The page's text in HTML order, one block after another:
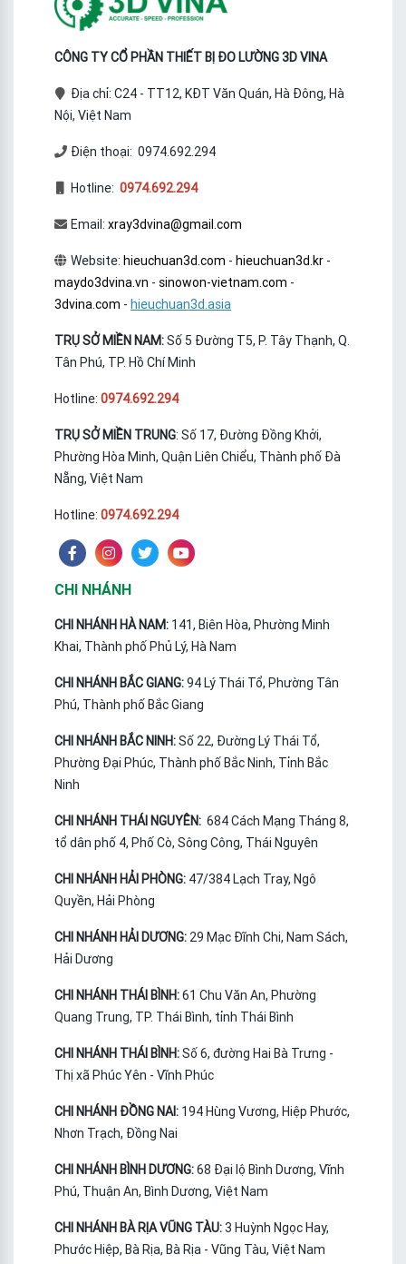
CÔNG TY CỔ PHẦN THIẾT BỊ ĐO LƯỜNG 3D VINA
Địa chỉ: C24 - TT12, KĐT Văn Quán, Hà Đông, Hà
Nội, Việt Nam
Điện thoại: 0974.692.294
Hotline: 0974.692.294
Email: xray3dvina@gmail.com
Website: hieuchuan3d.com - hieuchuan3d.kr-
maydo3dvina.vn - sinowon-vietnam.com -
3dvina.com - hieuchuan3d.asia
TRỤ SỞ MIỀN NAM:Số 5 Đường T5, P. Tây Thạnh, Q.
Tân Phú, TP. Hồ Chí Minh
Hotline: 0974.692.294
TRỤ SỞ MIỀN TRUNG: Số 17, Đường Đồng Khởi,
Phường Hòa Minh, Quận Liên Chiểu, Thành phố Đà
Nẵng, Việt Nam
Hotline: 0974.692.294
CHI NHÁNH
CHI NHÁNH HÀ NAM: 141, Biên Hòa, Phường Minh
Khai, Thành phố Phủ Lý, Hà Nam
CHI NHÁNH BẮC GIANG:94 Lý Thái Tổ, Phường Tân
Phú, Thành phố Bắc Giang
CHI NHÁNH BẮC NINH:Số 22, Đường Lý Thái Tổ,
Phường Đại Phúc, Thành phố Bắc Ninh, Tỉnh Bắc
Ninh
CHI NHÁNH THÁI NGUYÊN: 684 Cách Mạng Tháng 8,
tổ dân phố 4, Phố Cò, Sông Công, Thái Nguyên
CHI NHÁNH HẢI PHÒNG: 47/384 Lạch Tray, Ngô
Quyền, Hải Phòng
CHI NHÁNH HẢI DƯƠNG: 29 Mạc Đĩnh Chi, Nam Sách,
Hải Dương
CHI NHÁNH THÁI BÌNH:61 Chu Văn An, Phường
Quang Trung, TP. Thái Bình, tỉnh Thái Bình
CHI NHÁNH THÁI BÌNH:Số 6, đường Hai Bà Trưng -
Thị xã Phúc Yên - Vĩnh Phúc
CHI NHÁNH ĐỒNG NAI: 194 Hùng Vương, Hiệp Phước,
Nhơn Trạch, Đồng Nai
CHI NHÁNH BÌNH DƯƠNG:68 Đại lộ Bình Dương, Vĩnh
Phú, Thuận An, Bình Dương, Việt Nam
CHI NHÁNH BÀ RỊA VŨNG TÀU:3 Huỳnh Ngọc Hay,
Phước Hiệp, Bà Rịa, Bà Rịa - Vũng Tàu, Việt Nam